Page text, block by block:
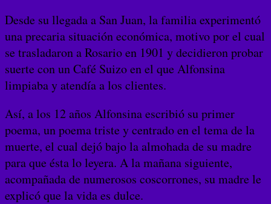
Desde su llegada a San Juan, la familia experimentó
una precaria situación económica, motivo por el cual
se trasladaron a Rosario en 1901 y decidieron probar
suerte con un Café Suizo en el que Alfonsina
limpiaba y atendía a los clientes.
Así, a los 12 años Alfonsina escribió su primer
poema, un poema triste y centrado en el tema de la
muerte, el cual dejó bajo la almohada de su madre
para que ésta lo leyera. A la mañana siguiente,
acompañada de numerosos coscorrones, su madre le
explicó que la vida es dulce.